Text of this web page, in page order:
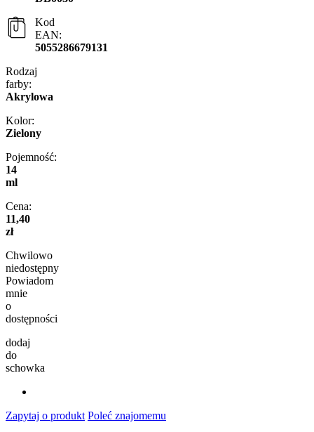
Kod
EAN:
5055286679131
Rodzaj
farby:
Akrylowa
Kolor:
Zielony
Pojemność:
14
ml
Cena:
11,40
zł
Chwilowo
niedostępny
Powiadom
mnie
o
dostępności
dodaj
do
schowka
Zapytaj o produkt Poleć znajomemu